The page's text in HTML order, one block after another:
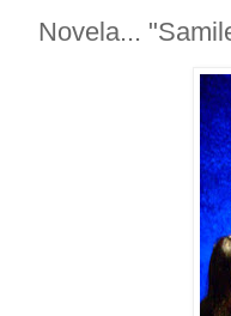
Novela...